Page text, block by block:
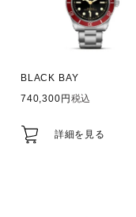
BLACK BAY
740,300
税込
詳細を見る